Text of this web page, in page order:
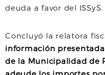
deuda a favor del ISSyS.
Concluyó la relatora
información
de la Municipalidad de